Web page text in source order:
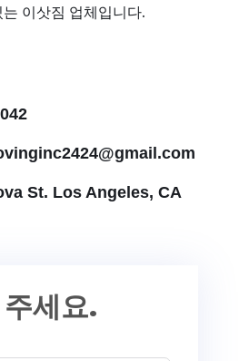
세요.
이삿짐 업체입니다.
St. Los Angeles, CA